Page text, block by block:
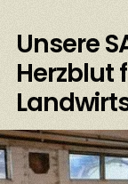
Unsere
Herzblut